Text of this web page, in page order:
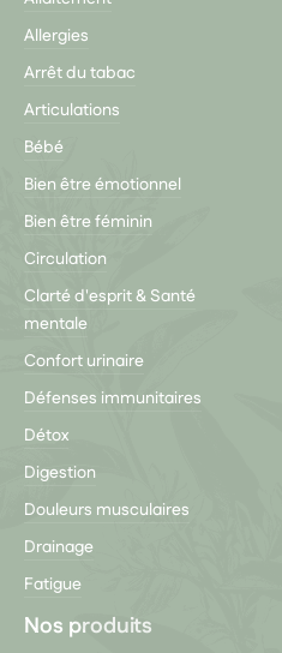
Allergies
Arrêt du tabac
Articulations
Bébé
Bien être émotionnel
Bien être féminin
Circulation
Clarté d'esprit & Santé
mentale
Confort urinaire
Défenses immunitaires
Détox
Digestion
Douleurs musculaires
Drainage
Fatigue
Nos produits